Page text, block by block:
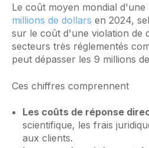
Le coût moyen mondial d'une
millions de dollars en 2024,
sur le coût d'une violation de
secteurs très réglementés
peut dépasser les 9 millions
Ces chiffres comprennent
Les coûts de réponse
scientifique, les frais
aux clients.